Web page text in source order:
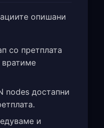
опишани
со претплата
вратиме
nodes достапни
и